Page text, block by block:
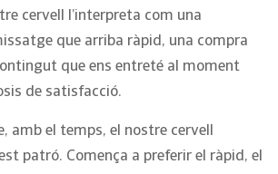
cervell l’interpreta com una
que arriba ràpid, una compra
que ens entreté al moment
de satisfacció.
amb el temps, el nostre cervell
patró. Comença a preferir el ràpid, el